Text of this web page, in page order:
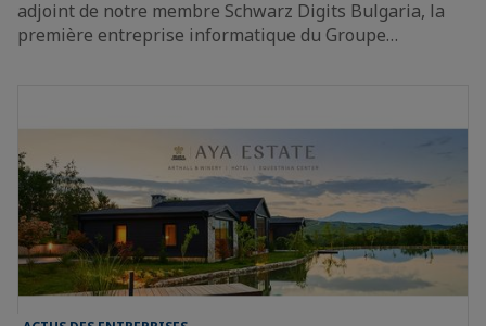
adjoint de notre membre Schwarz Digits Bulgaria, la
première entreprise informatique du Groupe…